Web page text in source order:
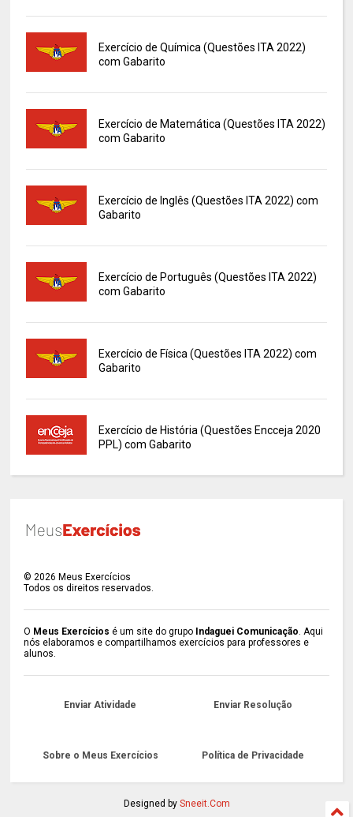
Exercício de Química (Questões ITA 2022)
com Gabarito
Exercício de Matemática (Questões ITA 2022)
com Gabarito
Exercício de Inglês (Questões ITA 2022) com
Gabarito
Exercício de Português (Questões ITA 2022)
com Gabarito
Exercício de Física (Questões ITA 2022) com
Gabarito
Exercício de História (Questões Encceja 2020
PPL) com Gabarito
©2026 Meus Exercícios
Todos os direitos reservados.
O Meus Exercícios é um site do grupo Indaguei Comunicação. Aqui
nós elaboramos e compartilhamos exercícios para professores e
alunos.
Enviar Atividade Enviar Resolução
Sobre o Meus Exercícios Política de Privacidade
Designed by Sneeit.Com